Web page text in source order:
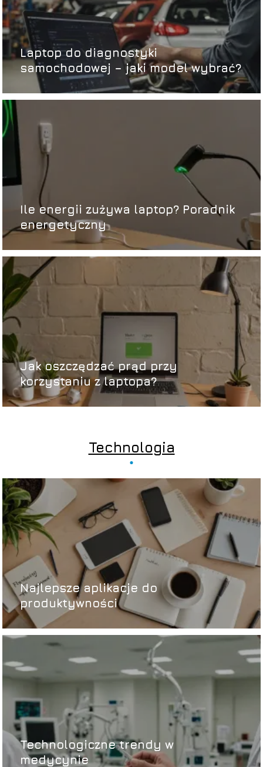
Laptop do diagnostyki
samochodowej – jaki model wybrać?
Ile energii zużywa laptop? Poradnik
energetyczny
Jak oszczędzać prąd przy
korzystaniu z laptopa?
Technologia
Najlepsze aplikacje do
produktywności
Technologiczne trendy w
medycynie